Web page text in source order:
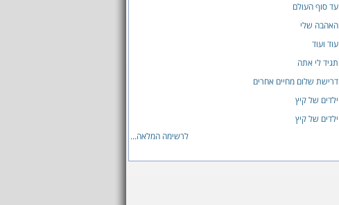
עד סוף העולם
האהבה שלי
עוד ועוד
תגיד לי אתה
דרישת שלום מחיים אחרים
ילדים של קיץ
ילדים של קיץ
לרשימה המלאה...